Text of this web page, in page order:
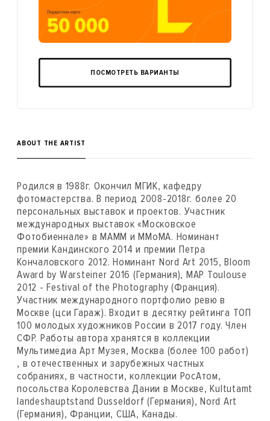
ПОСМОТРЕТЬ ВАРИАНТЫ
ABOUT THE ARTIST
Родился в 1988г. Окончил МГИК, кафедру
фотомастерства. В период 2008-2018г. более 20
персональных выставок и проектов. Участник
международных выставок «Московское
Фотобиеннале» в МАММ и ММоМА. Номинант
премии Кандинского 2014 и премии Петра
Кончаловского 2012. Номинант Nord Art 2015, Bloom
Award by Warsteiner 2016 (Германия), MAP Toulouse
2012 - Festival of the Photography (Франция).
Участник международного портфолио ревю в
Москве (цси Гараж). Входит в десятку рейтинга ТОП
100 молодых художников России в 2017 году. Член
СФР. Работы автора хранятся в коллекции
Мультимедиа Арт Музея, Москва (более 100 работ)
, в отечественных и зарубежных частных
собраниях, в частности, коллекции РосАтом,
посольства Королевства Дании в Москве, Kultutamt
landeshauptstand Dusseldorf (Германия), Nord Art
(Германия), Франции, США, Канады.